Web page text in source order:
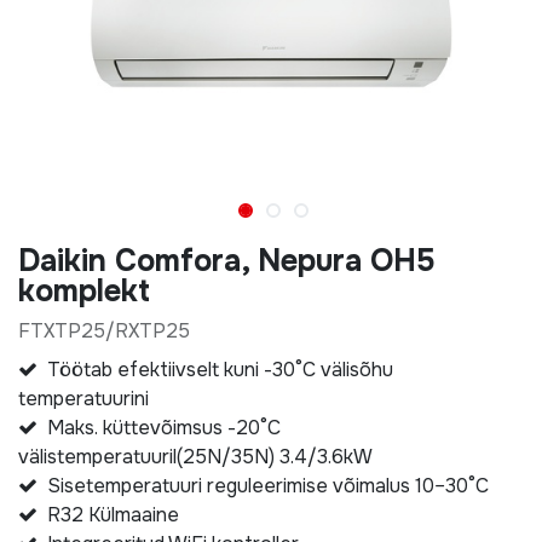
Daikin Comfora, Nepura OH5
komplekt
FTXTP25/RXTP25
Töötab efektiivselt kuni -30°C välisõhu
temperatuurini
Maks. küttevõimsus -20°C
välistemperatuuril(25N/35N) 3.4/3.6kW
Sisetemperatuuri reguleerimise võimalus 10–30°C
R32 Külmaaine